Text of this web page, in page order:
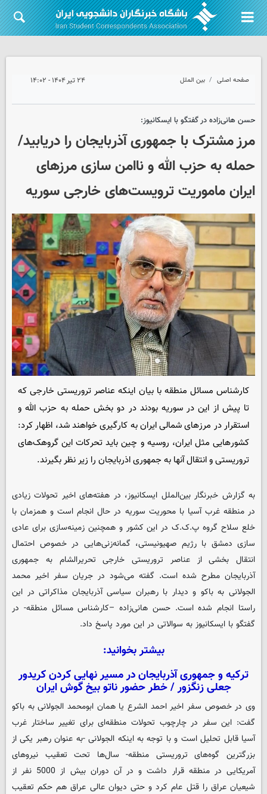
صفحه اصلی بین الملل ۲۴ تیر ۱۴۰۴ - ۱۴:۰۲
حسن هانی‌زاده در گفتگو با ایسکانیوز:
مرز مشترک با جمهوری آذربایجان را دریابید/
حمله به حزب الله و ناامن سازی مرزهای
ایران ماموریت ترویست‌های خارجی سوریه
کارشناس مسائل منطقه با بیان اینکه عناصر تروریستی خارجی که
تا پیش از این در سوریه بودند در دو بخش حمله به حزب الله و
استقرار در مرزهای شمالی ایران به کارگیری خواهند شد، اظهار کرد:
کشورهایی مثل ایران، روسیه و چین باید تحرکات این گروهک‌های
تروریستی و انتقال آنها به جمهوری اذربایجان را زیر نظر بگیرند.
به گزارش خبرنگار بین‌الملل ایسکانیوز، در هفته‌های اخیر تحولات زیادی
در منطقه غرب آسیا با محوریت سوریه در حال انجام است و همزمان با
خلع سلاح گروه پ.ک.ک در این کشور و همچنین زمینه‌سازی برای عادی
سازی دمشق با رژیم صهیونیستی، گمانه‌زنی‌هایی در خصوص احتمال
انتقال بخشی از عناصر تروریستی خارجی تحریرالشام به جمهوری
آذربایجان مطرح شده است. گفته می‌شود در جریان سفر اخیر محمد
الجولانی به باکو و دیدار با رهبران سیاسی آذربایجان مذاکراتی در این
راستا انجام شده است. حسن هانی‌زاده –کارشناس مسائل منطقه- در
گفتگو با ایسکانیوز به سوالاتی در این مورد پاسخ داد.
بیشتر بخوانید:
ترکیه و جمهوری آذربایجان در مسیر نهایی کردن کریدور
جعلی زنگزور / خطر حضور ناتو بیخ گوش ایران
وی در خصوص سفر اخیر احمد الشرع یا همان ابومحمد الجولانی به باکو
گفت: این سفر در چارچوب تحولات منطقه‌ای برای تغییر ساختار غرب
آسیا قابل تحلیل است و با توجه به اینکه الجولانی -به عنوان رهبر یکی از
بزرگترین گوه‌های تروریستی منطقه- سال‌ها تحت تعقیب نیروهای
آمریکایی در منطقه قرار داشت و در آن دوران بیش از 5000 نفر از
شیعیان عراق را قتل عام کرد و حتی دیوان عالی عراق هم حکم تعقیب